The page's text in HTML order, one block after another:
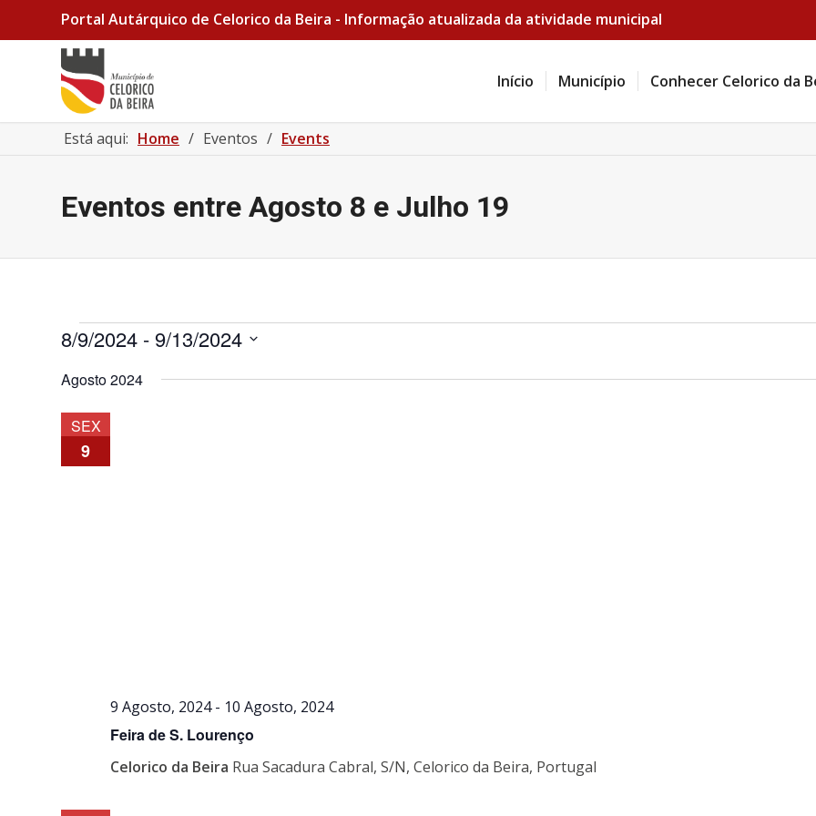
Portal Autárquico de Celorico da Beira - Informação atualizada da atividade municipal
Início Município Conhecer Celorico da
Está aqui: Home / Eventos / Events
Eventos entre Agosto 8 e Julho 19
Eventos
8/9/2024 - 9/13/2024
a
data.
Agosto 2024
SEX
9
Feira de S. Lourenço
9 Agosto, 2024- 10 Agosto, 2024
Celorico da Beira Rua Sacadura Cabral, S/N, Celorico da Beira, Portugal